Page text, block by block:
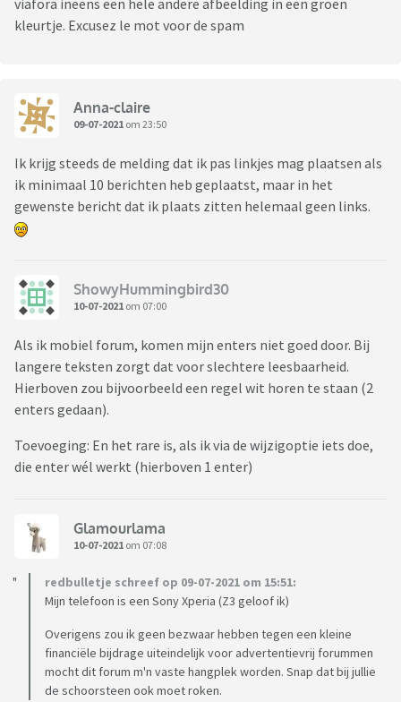
viafora ineens een hele andere afbeelding in een groen
kleurtje. Excusez le mot voor de spam
Anna-claire
09-07-2021 om 23:50
Ik krijg steeds de melding dat ik pas linkjes mag plaatsen als
ik minimaal 10 berichten heb geplaatst, maar in het
gewenste bericht dat ik plaats zitten helemaal geen links.
ShowyHummingbird30
10-07-2021 om 07:00
Als ik mobiel forum, komen mijn enters niet goed door. Bij
langere teksten zorgt dat voor slechtere leesbaarheid.
Hierboven zou bijvoorbeeld een regel wit horen te staan (2
enters gedaan).
Toevoeging: En het rare is, als ik via de wijzigoptie iets doe,
die enter wél werkt (hierboven 1 enter)
Glamourlama
10-07-2021 om 07:08
redbulletje schreef op 09-07-2021 om 15:51:
Mijn telefoon is een Sony Xperia (Z3 geloof ik)
Overigens zou ik geen bezwaar hebben tegen een kleine
financiële bijdrage uiteindelijk voor advertentievrij forummen
mocht dit forum m'n vaste hangplek worden. Snap dat bij jullie
de schoorsteen ook moet roken.